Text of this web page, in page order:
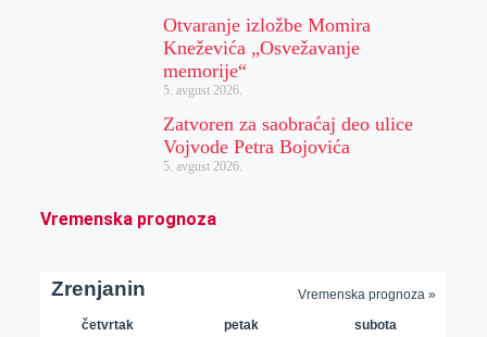
Otvaranje izložbe Momira
Kneževića „Osvežavanje
memorije“
5. avgust 2026.
Zatvoren za saobraćaj deo ulice
Vojvode Petra Bojovića
5. avgust 2026.
Vremenska prognoza